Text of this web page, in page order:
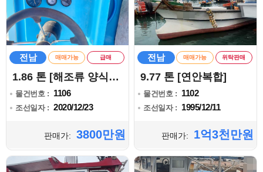
전남 매매가능 급매
1.86 톤 [해조류 양식어업]
물건번호 : 1106
조선일자 : 2020/12/23
판매가: 3800만원
전남 매매가능 위탁판매
9.77 톤 [연안복합]
물건번호 : 1102
조선일자 : 1995/12/11
판매가: 1억3천만원